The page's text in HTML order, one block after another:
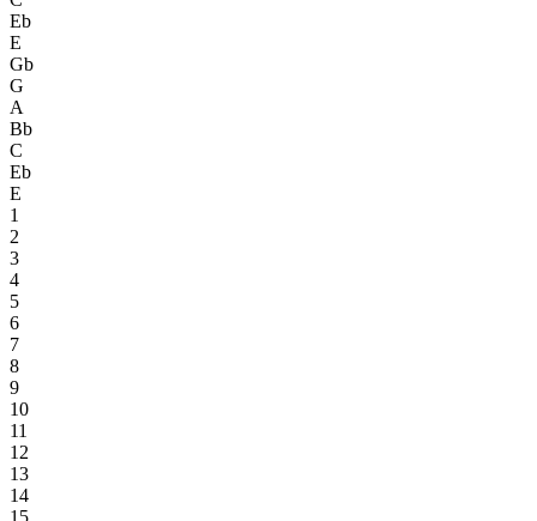
Eb
E
Gb
G
A
Bb
C
Eb
E
1
2
3
4
5
6
7
8
9
10
11
12
13
14
15